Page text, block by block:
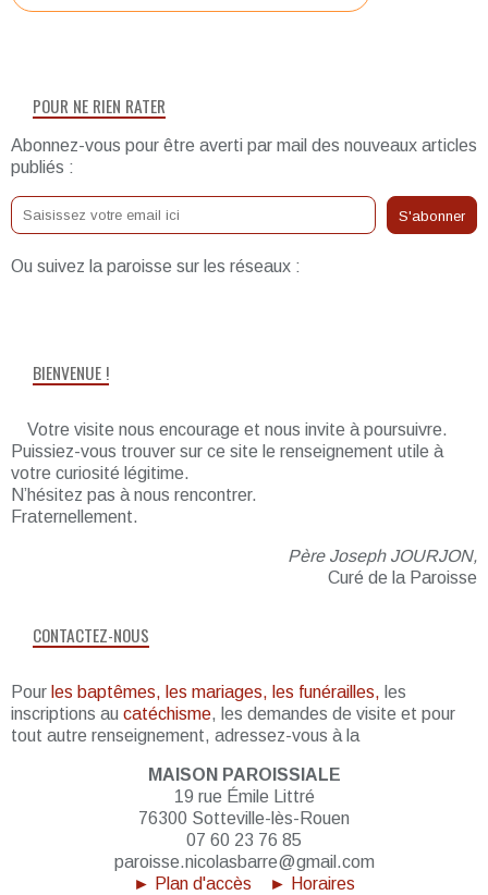
POUR NE RIEN RATER
Abonnez-vous pour être averti par mail des nouveaux articles
publiés :
Ou suivez la paroisse sur les réseaux :
BIENVENUE !
Votre visite nous encourage et nous invite à poursuivre.
Puissiez-vous trouver sur ce site le renseignement utile à
votre curiosité légitime.
N’hésitez pas à nous rencontrer.
Fraternellement.
Père Joseph JOURJON,
Curé de la Paroisse
CONTACTEZ-NOUS
Pour les baptêmes, les mariages, les funérailles, les
inscriptions au catéchisme, les demandes de visite et pour
tout autre renseignement, adressez-vous à la
MAISON PAROISSIALE
19 rue Émile Littré
76300 Sotteville-lès-Rouen
07 60 23 76 85
paroisse.nicolasbarre@gmail.com
► Plan d'accès
► Horaires